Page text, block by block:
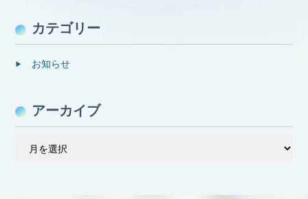
カテゴリー
お知らせ
アーカイブ